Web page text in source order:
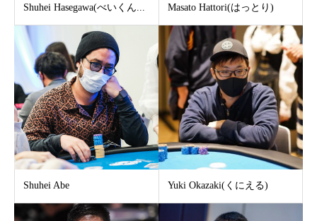
Shuhei Hasegawa(べいくん... Masato Hattori(はっとり)
Shuhei Abe Yuki Okazaki(くにえる)